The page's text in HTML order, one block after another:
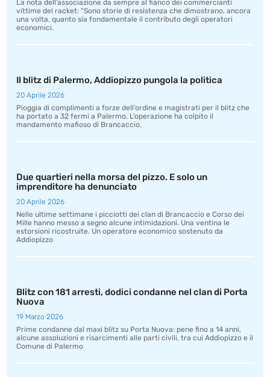
La nota dell’associazione da sempre al fianco dei commercianti
vittime del racket: “Sono storie di resistenza che dimostrano, ancora
una volta, quanto sia fondamentale il contributo degli operatori
economici.
Il blitz di Palermo, Addiopizzo pungola la politica
20 Aprile 2026
Pioggia di complimenti a forze dell’ordine e magistrati per il blitz che
ha portato a 32 fermi a Palermo. L’operazione ha colpito il
mandamento mafioso di Brancaccio.
Due quartieri nella morsa del pizzo. E solo un
imprenditore ha denunciato
20 Aprile 2026
Nelle ultime settimane i picciotti dei clan di Brancaccio e Corso dei
Mille hanno messo a segno alcune intimidazioni. Una ventina le
estorsioni ricostruite. Un operatore economico sostenuto da
Addiopizzo
Blitz con 181 arresti, dodici condanne nel clan di Porta
Nuova
19 Marzo 2026
Prime condanne dal maxi blitz su Porta Nuova: pene fino a 14 anni,
alcune assoluzioni e risarcimenti alle parti civili, tra cui Addiopizzo e il
Comune di Palermo